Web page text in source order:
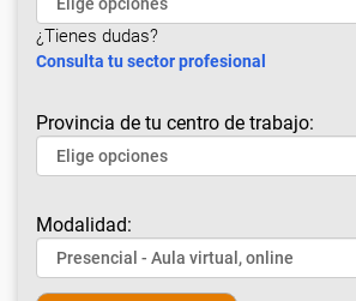
¿Tienes dudas?
Consulta tu sector profesional
Provincia de tu centro de trabajo:
Modalidad: